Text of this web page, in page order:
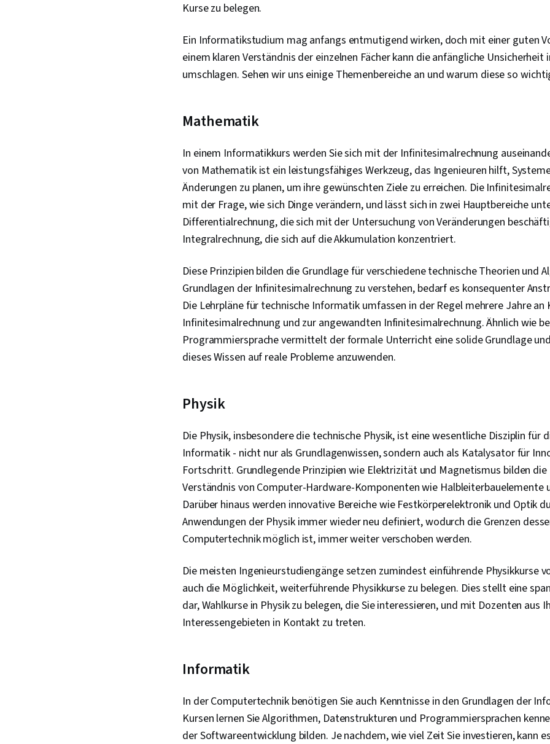
Technische
Helpdesk-
und -
Netzwerk-
Integrität der
Hardware,
Kurse zu belegen.
Ein Informatikstudium mag anfangs entmutigend wirken, doch mit einer guten
einem klaren Verständnis der einzelnen Fächer kann die anfängliche Unsicherheit
umschlagen. Sehen wir uns einige Themenbereiche an und warum diese so
Mathematik
In einem Informatikkurs werden Sie sich mit der Infinitesimalrechnung
von Mathematik ist ein leistungsfähiges Werkzeug, das Ingenieuren hilft,
Änderungen zu planen, um ihre gewünschten Ziele zu erreichen. Die
mit der Frage, wie sich Dinge verändern, und lässt sich in zwei Hauptbereiche
Differentialrechnung, die sich mit der Untersuchung von Veränderungen
Integralrechnung, die sich auf die Akkumulation konzentriert.
Diese Prinzipien bilden die Grundlage für verschiedene technische Theorien und
Grundlagen der Infinitesimalrechnung zu verstehen, bedarf es konsequenter
Die Lehrpläne für technische Informatik umfassen in der Regel mehrere Jahre an
Infinitesimalrechnung und zur angewandten Infinitesimalrechnung. Ähnlich wie
Programmiersprache vermittelt der formale Unterricht eine solide Grundlage
dieses Wissen auf reale Probleme anzuwenden.
Physik
Die Physik, insbesondere die technische Physik, ist eine wesentliche Disziplin für
Informatik - nicht nur als Grundlagenwissen, sondern auch als Katalysator für
Fortschritt. Grundlegende Prinzipien wie Elektrizität und Magnetismus bilden die
Verständnis von Computer-Hardware-Komponenten wie Halbleiterbauelemente
Darüber hinaus werden innovative Bereiche wie Festkörperelektronik und Optik
Anwendungen der Physik immer wieder neu definiert, wodurch die Grenzen
Computertechnik möglich ist, immer weiter verschoben werden.
Die meisten Ingenieurstudiengänge setzen zumindest einführende Physikkurse
auch die Möglichkeit, weiterführende Physikkurse zu belegen. Dies stellt eine
dar, Wahlkurse in Physik zu belegen, die Sie interessieren, und mit Dozenten aus
Interessengebieten in Kontakt zu treten.
Informatik
In der Computertechnik benötigen Sie auch Kenntnisse in den Grundlagen der
Kursen lernen Sie Algorithmen, Datenstrukturen und Programmiersprachen
der Softwareentwicklung bilden. Je nachdem, wie viel Zeit Sie investieren, kann